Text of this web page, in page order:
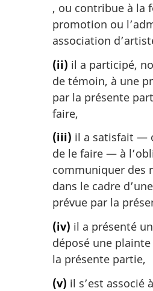
, ou contribue à la
promotion ou
association
(ii) il a participé,
de témoin, à une
par la présente
faire,
(iii) il a satisfait —
de le faire — à
communiquer des
dans le cadre
prévue par la
(iv) il a présenté
déposé une
la présente partie,
(v) il s’est associé